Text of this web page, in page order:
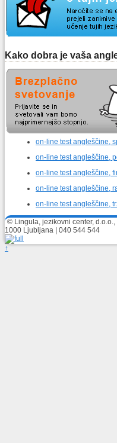
Kako dobra je vaša
on-line test angleščine,
on-line test angleščine,
on-line test angleščine,
on-line test angleščine,
on-line test angleščine,
© Lingula, jezikovni center, d.o.o.,
1000 Ljubljana | 040 544 544
↑